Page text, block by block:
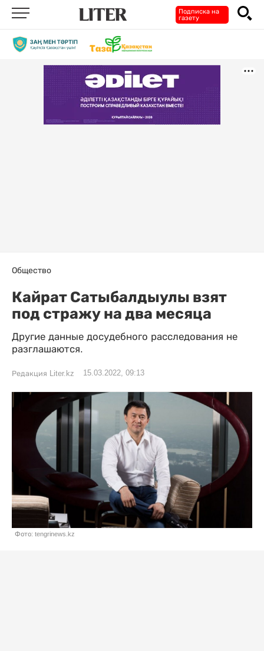
Подписка на
газету
Общество
Кайрат Сатыбалдыулы взят
под стражу на два месяца
Другие данные досудебного расследования не
разглашаются.
Редакция Liter.kz 15.03.2022, 09:13
Фото: tengrinews.kz